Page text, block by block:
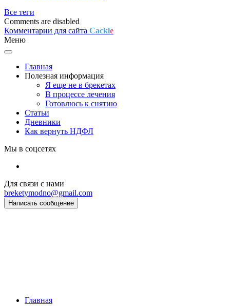
Все теги
Comments are disabled
Комментарии для сайта Cackle
Меню
Главная
Полезная информация
Я еще не в брекетах
В процессе лечения
Готовлюсь к снятию
Статьи
Дневники
Как вернуть НДФЛ
Мы в соцсетях
Для связи с нами
breketymodno@gmail.com
Написать сообщение
Главная